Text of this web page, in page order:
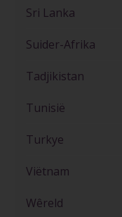
Sri Lanka
Suider-Afrika
Tadjikistan
Tunisië
Turkye
Viëtnam
Wêreld